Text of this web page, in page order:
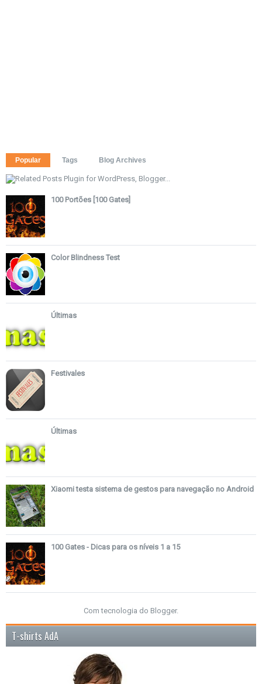
Popular Tags Blog Archives
100 Portões [100 Gates]
Color Blindness Test
Últimas
Festivales
Últimas
Xiaomi testa sistema de gestos para navegação no Android
100 Gates - Dicas para os níveis 1 a 15
Com tecnologia do Blogger.
T-shirts AdA